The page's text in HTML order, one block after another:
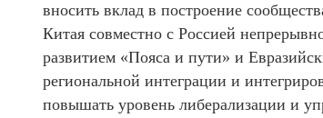
вносить вклад в построение
Китая совместно с Россией
развитием «Пояса и пути» и
региональной интеграции и
повышать уровень либерализации и